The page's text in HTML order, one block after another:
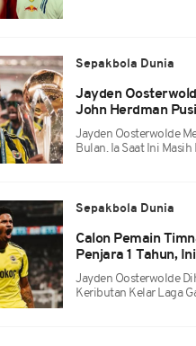
Sepakbola Dunia
Jayden
John Herdman
Jayden Oosterwolde
Bulan. Ia Saat Ini
Sepakbola Dunia
Calon Pemain
Penjara 1 Tahun,
Jayden Oosterwolde
Keributan Kelar Laga